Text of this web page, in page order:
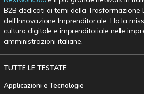
B2B dedicati ai temi della Trasformazione
dell’Innovazione Imprenditoriale. Ha la
cultura digitale e imprenditoriale nelle
amministrazioni italiane.
TUTTE LE TESTATE
Applicazioni e Tecnologie